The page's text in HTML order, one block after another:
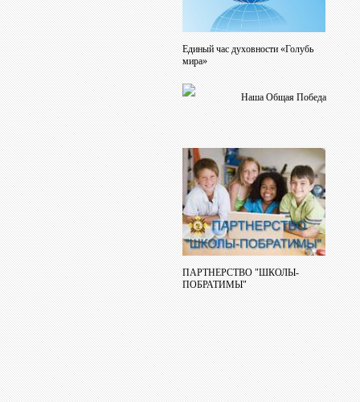
Единый час духовности «Голубь
мира»
Наша Общая Победа
ПАРТНЕРСТВО "ШКОЛЫ-
ПОБРАТИМЫ"